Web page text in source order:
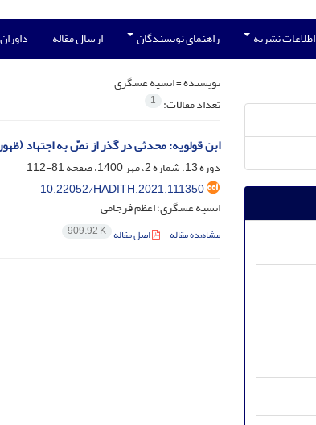
اطلاعات نشریه راهنمای نویسندگان ارسال مقاله داوران
نویسنده =انسیه عسگری
تعداد مقالات: 1
ابن قولویه: محدثی در گذر از نصّ به اجتهاد
دوره 13، شماره 2، مهر 1400، صفحه
81-112
10.22052/HADITH.2021.111350
انسیه عسگری؛ اعظم فرجامی
مشاهده مقاله اصل مقاله 909.92 K